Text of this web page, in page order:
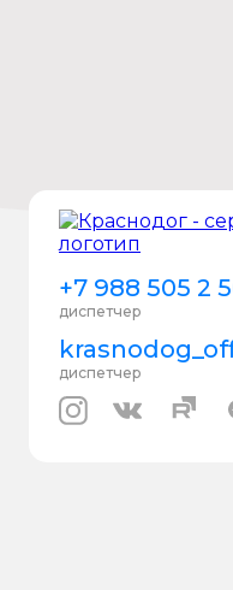
+7 988 505 2
диспетчер
диспетчер